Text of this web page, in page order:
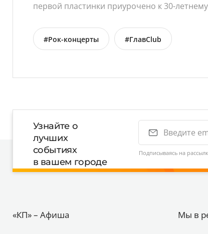
первой пластинки приурочено к 30-
#Рок-концерты #ГлавClub
Узнайте о
лучших
событиях
в вашем городе
Подписываясь на
«КП» – Афиша Мы в